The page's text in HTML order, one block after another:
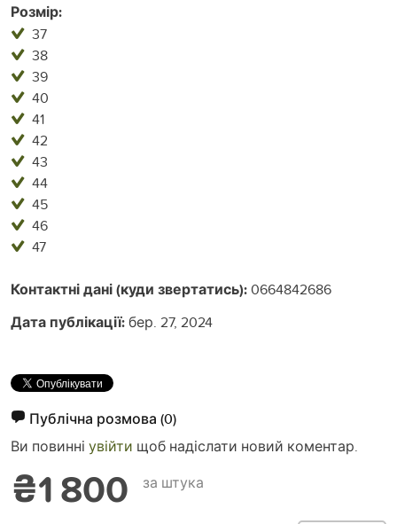
Розмір:
37
38
39
40
41
42
43
44
45
46
47
Контактні дані (куди звертатись):0664842686
Дата публікації:бер. 27, 2024
Публічна розмова (0)
Ви повинні увійти щоб надіслати новий коментар.
₴1 800 за штука